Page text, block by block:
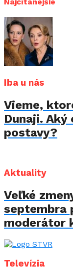
Iba u nás
Vieme,
Dunaji. Aký
postavy?
Aktuality
Veľké
septembra
moderátor
Televízia